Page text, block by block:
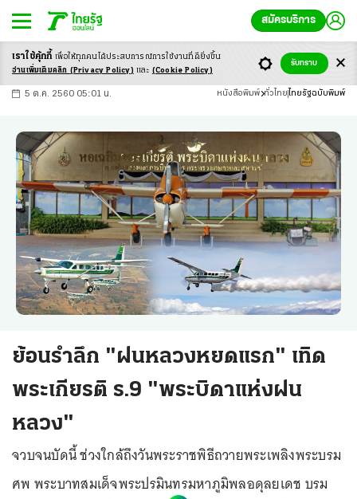
สมัครบริการ
-ก ก ก+
5 ต.ค. 2560 05:01 น. หนังสือพิมพ์ ทั่วไทย ไทยรัฐฉบับพิมพ์
ย้อนรำลึก "ฝนหลวงหยดแรก" เทิด
พระเกียรติ ร.9 "พระบิดาแห่งฝน
หลวง"
จวบจนบัดนี้ ช่วงใกล้ถึงวันพระราชพิธีถวายพระเพลิงพระบรม
ศพ พระบาทสมเด็จพระปรมินทรมหาภูมิพลอดุลยเดช บรม
เราใช้คุ้กกี้ เพื่อให้ทุกคนได้ประสบการณ์การใช้งานที่ดียิ่งขึ้น
อ่านเพิ่มเติมคลิก (Privacy Policy) และ (Cookie Policy)
รับทราบ